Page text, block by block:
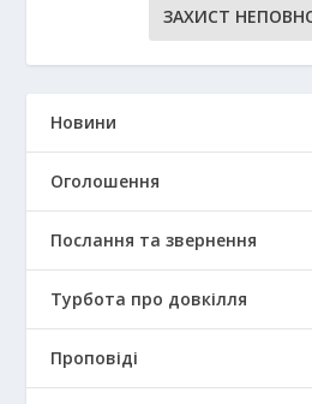
ЗАХИСТ
Новини
Оголошення
Послання та звернення
Турбота про довкілля
Проповіді